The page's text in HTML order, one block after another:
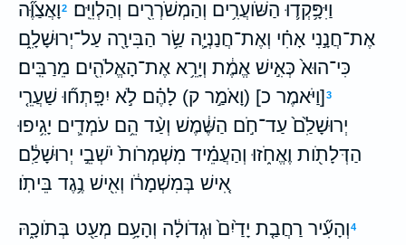
וַיִּפָּ֥קְד֛וּ הַשֹּׁועֲרִ֥ים וְהַמְשֹׁרְרִ֖ים וְהַלְוִיִּֽם׃
2וָאֲצַוֶּ֞ה
אֶת־חֲנָ֣נִי אָחִ֗י וְאֶת־חֲנַנְיָ֛ה שַׂ֥ר הַבִּירָ֖ה עַל־יְרוּשָׁלִָ֑ם
כִּי־הוּא֙ כְּאִ֣ישׁ אֱמֶ֔ת וְיָרֵ֥א אֶת־הָאֱלֹהִ֖ים מֵרַבִּֽים׃
3[וַיֹּאמֶר כ] (וָאֹמַ֣ר ק) לָהֶ֗ם לֹ֣א יִפָּֽתְח֞וּ שַׁעֲרֵ֤י
יְרוּשָׁלִַ֙ם֙ עַד־חֹ֣ם הַשֶּׁ֔מֶשׁ וְעַ֨ד הֵ֥ם עֹמְדִ֛ים יָגִ֥יפוּ
הַדְּלָתֹ֖ות וֶאֱחֹ֑זוּ וְהַעֲמֵ֗יד מִשְׁמְרֹות֙ יֹשְׁבֵ֣י יְרוּשָׁלִַ֔ם
אִ֚ישׁ בְּמִשְׁמָרֹ֔ו וְאִ֖ישׁ נֶ֥גֶד בֵּיתֹֽו׃
4וְהָעִ֞יר רַחֲבַ֤ת יָדַ֙יִם֙ וּגְדֹולָ֔ה וְהָעָ֥ם מְעַ֖ט בְּתֹוכָ֑הּ